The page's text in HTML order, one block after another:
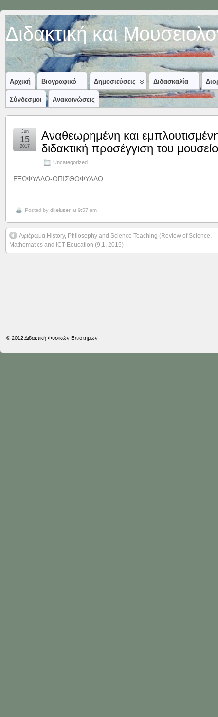
Διδακτική και
Αρχική Βιογραφικό Δημοσιεύσεις Διδασκαλία
Σύνδεσμοι Ανακοινώσεις
Αναθεωρημένη και
διδακτική προσέγγιση του
Uncategorized
Jun
15
2017
ΕΞΩΦΥΛΛΟ-ΟΠΙΣΘΟΦΥΛΛΟ
Posted by dkeluser at 9:57 am
Αφιέρωμα History, Philosophy and Science Teaching (Review of Science,
Mathematics and ICT Education (9,1, 2015)
© 2012Διδακτική Φυσικών Επιστημων